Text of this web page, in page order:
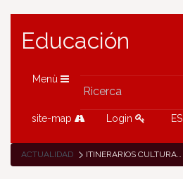
Educación
Menù
site-map Login ES
ACTUALIDAD ITINERARIOS CULTURALES